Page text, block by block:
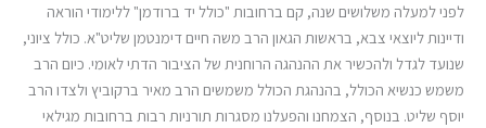
לפני למעלה משלושים שנה, קם ברחובות "כולל יד ברודמן" ללימודי הוראה
ודיינות ליוצאי צבא, בראשות הגאון הרב משה חיים דימנטמן שליט"א. כולל ציוני,
שנועד לגדל ולהכשיר את ההנהגה הרוחנית של הציבור הדתי לאומי. כיום הרב
משמש כנשיא הכולל, בהנהגת הכולל משמשים הרב מאיר ברקוביץ ולצדו הרב
יוסף שליט. בנוסף, הצמחנו והפעלנו מסגרות תורניות רבות ברחובות מגילאי